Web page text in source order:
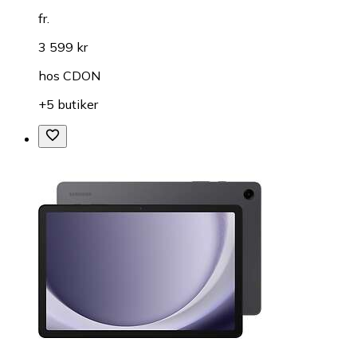
fr.
3 599 kr
hos CDON
+5 butiker